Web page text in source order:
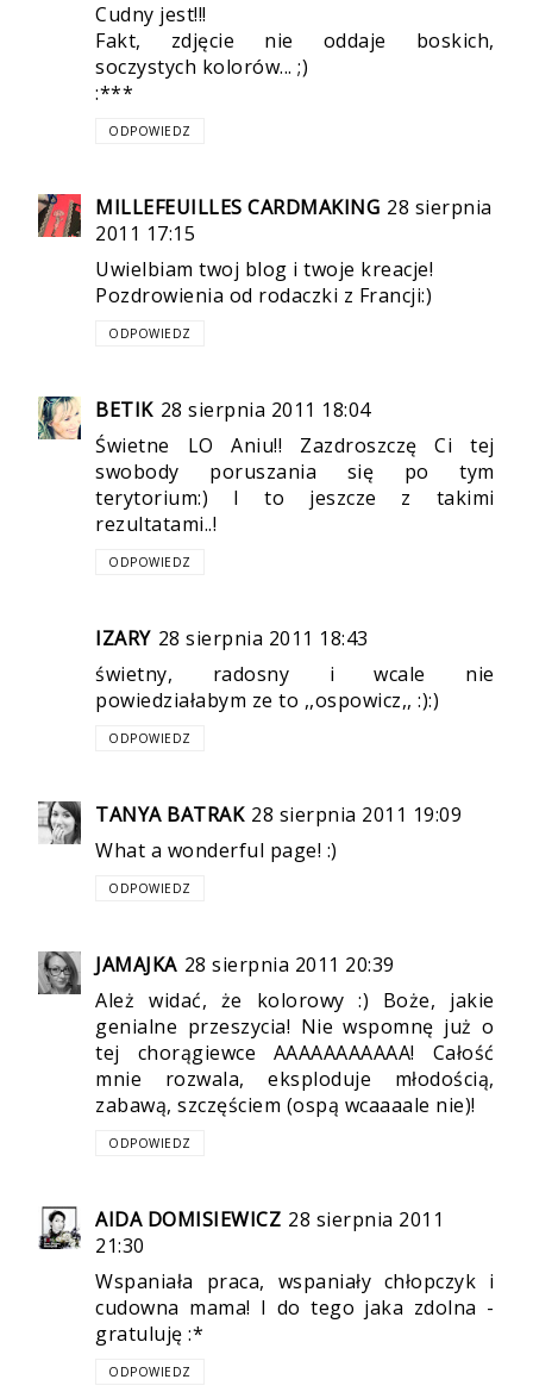
Cudny jest!!!
Fakt, zdjęcie nie oddaje boskich,
soczystych kolorów... ;)
:***
ODPOWIEDZ
MILLEFEUILLES CARDMAKING 28 sierpnia
2011 17:15
Uwielbiam twoj blog i twoje kreacje!
Pozdrowienia od rodaczki z Francji:)
ODPOWIEDZ
BETIK 28 sierpnia 2011 18:04
Świetne LO Aniu!! Zazdroszczę Ci tej
swobody poruszania się po tym
terytorium:) I to jeszcze z takimi
rezultatami..!
ODPOWIEDZ
IZARY 28 sierpnia 2011 18:43
świetny, radosny i wcale nie
powiedziałabym ze to ,,ospowicz,, :):)
ODPOWIEDZ
TANYA BATRAK 28 sierpnia 2011 19:09
What a wonderful page! :)
ODPOWIEDZ
JAMAJKA 28 sierpnia 2011 20:39
Ależ widać, że kolorowy :) Boże, jakie
genialne przeszycia! Nie wspomnę już o
tej chorągiewce AAAAAAAAAAA! Całość
mnie rozwala, eksploduje młodością,
zabawą, szczęściem (ospą wcaaaale nie)!
ODPOWIEDZ
AIDA DOMISIEWICZ 28 sierpnia 2011
21:30
Wspaniała praca, wspaniały chłopczyk i
cudowna mama! I do tego jaka zdolna -
gratuluję :*
ODPOWIEDZ